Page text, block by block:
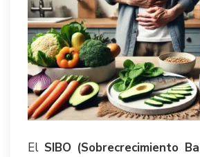
El SIBO (Sobrecrecimiento